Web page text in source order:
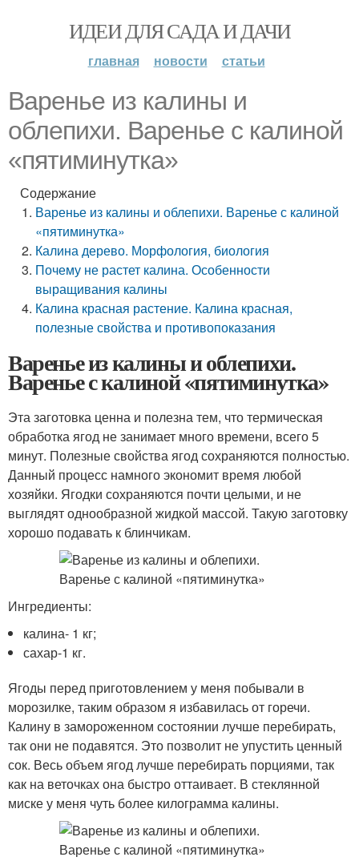
ИДЕИ ДЛЯ САДА И ДАЧИ
главная новости статьи
Варенье из калины и
облепихи. Варенье с калиной
«пятиминутка»
Содержание
Варенье из калины и облепихи. Варенье с калиной
«пятиминутка»
Калина дерево. Морфология, биология
Почему не растет калина. Особенности
выращивания калины
Калина красная растение. Калина красная,
полезные свойства и противопоказания
Варенье из калины и облепихи.
Варенье с калиной «пятиминутка»
Эта заготовка ценна и полезна тем, что термическая
обработка ягод не занимает много времени, всего 5
минут. Полезные свойства ягод сохраняются полностью.
Данный процесс намного экономит время любой
хозяйки. Ягодки сохраняются почти целыми, и не
выглядят однообразной жидкой массой. Такую заготовку
хорошо подавать к блинчикам.
Ингредиенты:
калина- 1 кг;
сахар-1 кг.
Ягоды перед приготовлением у меня побывали в
морозилке, таким образом я избавилась от горечи.
Калину в замороженном состоянии лучше перебирать,
так они не подавятся. Это позволит не упустить ценный
сок. Весь объем ягод лучше перебирать порциями, так
как на веточках она быстро оттаивает. В стеклянной
миске у меня чуть более килограмма калины.